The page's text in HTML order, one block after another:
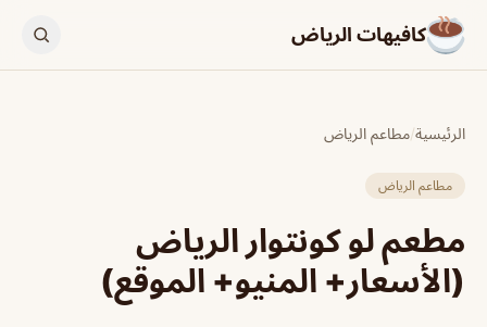
كافيهات الرياض
الرئيسية/مطاعم الرياض
مطاعم الرياض
مطعم لو كونتوار الرياض
(الأسعار+ المنيو+ الموقع)